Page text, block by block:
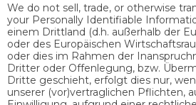
We do not sell, trade, or otherwise
your Personally Identifiable
einem Drittland (d.h. außerhalb der
oder des Europäischen
oder dies im Rahmen der
Dritter oder Offenlegung, bzw.
Dritte geschieht, erfolgt dies nur,
unserer (vor)vertraglichen Pflichten,